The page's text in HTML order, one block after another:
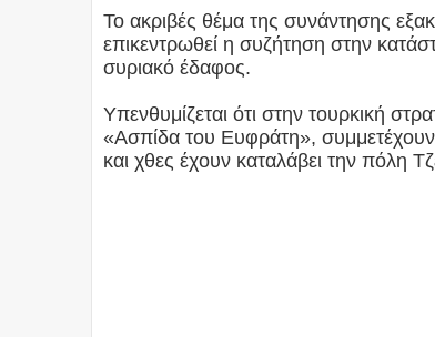
Το ακριβές θέμα της συνάντησης
επικεντρωθεί η συζήτηση στην
συριακό έδαφος.
Υπενθυμίζεται ότι στην τουρκική
«Ασπίδα του Ευφράτη»,
και χθες έχουν καταλάβει την πόλη